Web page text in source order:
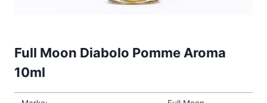
Full Moon Diabolo Pomme Aroma
10ml